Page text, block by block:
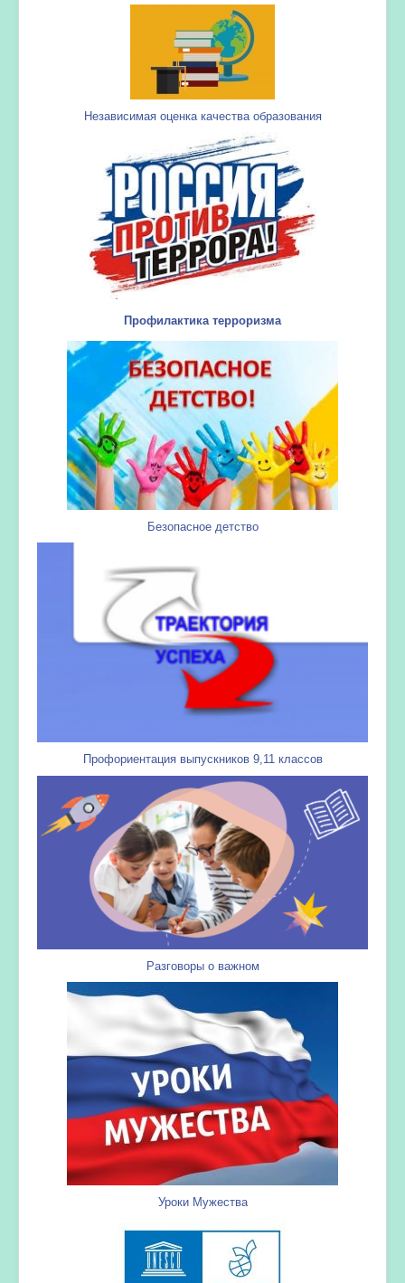
Независимая оценка качества образования
Профилактика терроризма
Безопасное детство
Профориентация выпускников 9,11 классов
Разговоры о важном
Уроки Мужества